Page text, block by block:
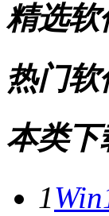
精选软
热门软
本类下
1